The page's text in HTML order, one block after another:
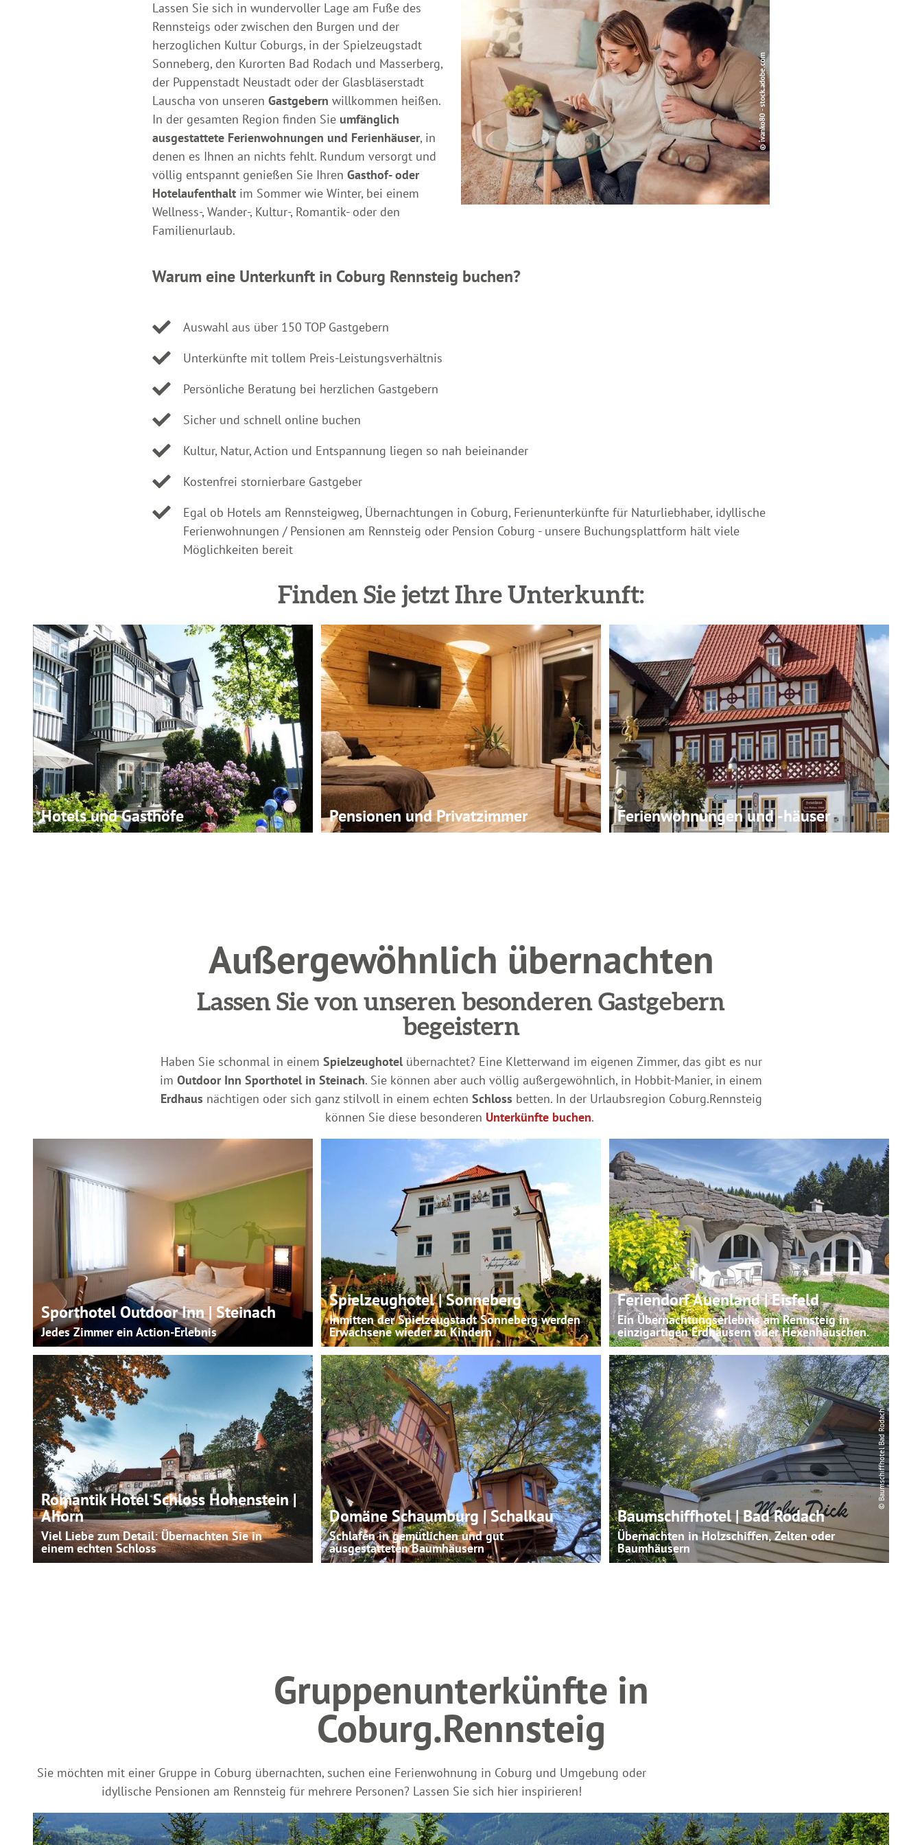
© ivanko80 - stock.adobe.com
Lassen Sie sich in wundervoller Lage am Fuße des
Rennsteigs oder zwischen den Burgen und der
herzoglichen Kultur Coburgs, in der Spielzeugstadt
Sonneberg, den Kurorten Bad Rodach und Masserberg,
der Puppenstadt Neustadt oder der Glasbläserstadt
Lauscha von unseren Gastgebern willkommen heißen.
In der gesamten Region finden Sie umfänglich
ausgestattete Ferienwohnungen und Ferienhäuser, in
denen es Ihnen an nichts fehlt. Rundum versorgt und
völlig entspannt genießen Sie Ihren Gasthof- oder
Hotelaufenthalt im Sommer wie Winter, bei einem
Wellness-, Wander-, Kultur-, Romantik- oder den
Familienurlaub.
Warum eine Unterkunft in Coburg Rennsteig buchen?
Auswahl aus über 150 TOP Gastgebern
Unterkünfte mit tollem Preis-Leistungsverhältnis
Persönliche Beratung bei herzlichen Gastgebern
Sicher und schnell online buchen
Kultur, Natur, Action und Entspannung liegen so nah beieinander
Kostenfrei stornierbare Gastgeber
Egal ob Hotels am Rennsteigweg, Übernachtungen in Coburg, Ferienunterkünfte für Naturliebhaber, idyllische
Ferienwohnungen / Pensionen am Rennsteig oder Pension Coburg - unsere Buchungsplattform hält viele
Möglichkeiten bereit
Finden Sie jetzt Ihre Unterkunft:
Hotels und Gasthöfe Pensionen und Privatzimmer Ferienwohnungen und -häuser
Außergewöhnlich übernachten
Lassen Sie von unseren besonderen Gastgebern
begeistern
Haben Sie schonmal in einem Spielzeughotel übernachtet? Eine Kletterwand im eigenen Zimmer, das gibt es nur
im Outdoor Inn Sporthotel in Steinach. Sie können aber auch völlig außergewöhnlich, in Hobbit-Manier, in einem
Erdhaus nächtigen oder sich ganz stilvoll in einem echten Schloss betten. In der Urlaubsregion Coburg.Rennsteig
können Sie diese besonderen Unterkünfte buchen.
Sporthotel Outdoor Inn | Steinach
Jedes Zimmer ein Action-Erlebnis
Spielzeughotel | Sonneberg
Inmitten der Spielzeugstadt Sonneberg werden
Erwachsene wieder zu Kindern
Feriendorf Auenland | Eisfeld
Ein Übernachtungserlebnis am Rennsteig in
einzigartigen Erdhäusern oder Hexenhäuschen.
Romantik Hotel Schloss Hohenstein |
Ahorn
Viel Liebe zum Detail: Übernachten Sie in
einem echten Schloss
Domäne Schaumburg | Schalkau
Schlafen in gemütlichen und gut
ausgestatteten Baumhäusern
Baumschiffhotel | Bad Rodach
Übernachten in Holzschiffen, Zelten oder
Baumhäusern
© Baumschiffhotel Bad Rodach
Gruppenunterkünfte in
Coburg.Rennsteig
Sie möchten mit einer Gruppe in Coburg übernachten, suchen eine Ferienwohnung in Coburg und Umgebung oder
idyllische Pensionen am Rennsteig für mehrere Personen? Lassen Sie sich hier inspirieren!